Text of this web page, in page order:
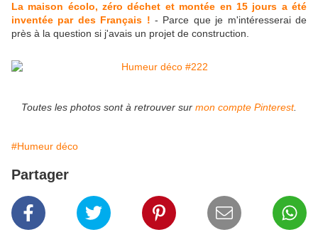
La maison écolo, zéro déchet et montée en 15 jours a été
inventée par des Français ! - Parce que je m'intéresserai de
près à la question si j'avais un projet de construction.
Toutes les photos sont à retrouver sur mon compte Pinterest.
#Humeur déco
Partager